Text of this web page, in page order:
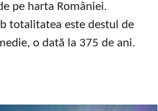
pe harta României.
totalitatea este destul de
o dată la 375 de ani.